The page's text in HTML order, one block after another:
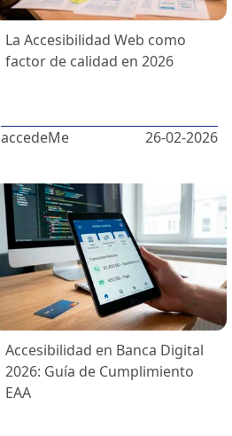
La Accesibilidad Web como
factor de calidad en 2026
accedeMe 26-02-2026
Accesibilidad en Banca Digital
2026: Guía de Cumplimiento
EAA